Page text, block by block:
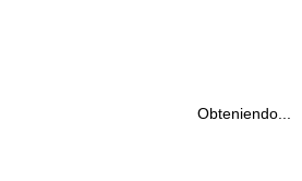
Obteniendo...